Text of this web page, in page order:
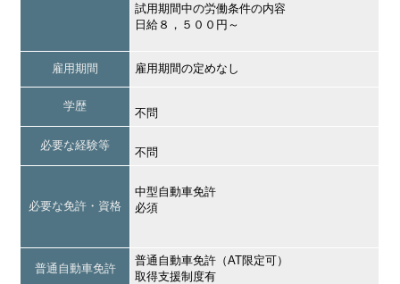
試用期間中の労働条件の内容
日給８，５００円～
雇用期間 雇用期間の定めなし
学歴
不問
必要な経験等
不問
必要な免許・資格
中型自動車免許
必須
普通自動車免許
普通自動車免許（AT限定可）
取得支援制度有